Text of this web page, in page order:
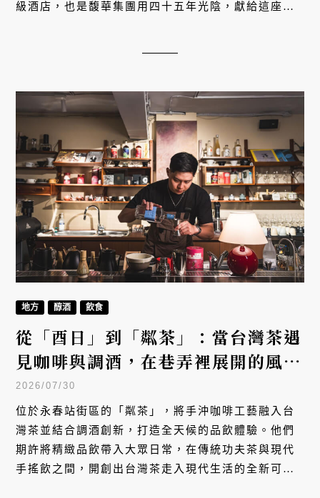
級酒店，也是馥華集團用四十五年光陰，獻給這座城
地方 醇酒 飲食
從「酉日」到「粼茶」：當台灣茶遇
見咖啡與調酒，在巷弄裡展開的風味
實驗
2026/07/30
位於永春站街區的「粼茶」，將手沖咖啡工藝融入台
灣茶並結合調酒創新，打造全天候的品飲體驗。他們
期許將精緻品飲帶入大眾日常，在傳統功夫茶與現代
手搖飲之間，開創出台灣茶走入現代生活的全新可